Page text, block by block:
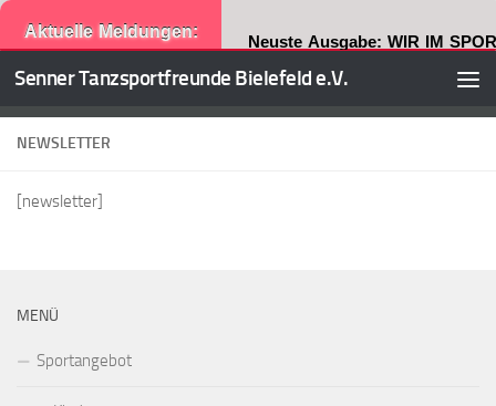
Aktuelle Meldungen: Neuste Ausgabe: WIR IM
Zum Inhalt springen
Senner Tanzsportfreunde Bielefeld e.V.
NEWSLETTER
[newsletter]
MENÜ
Sportangebot